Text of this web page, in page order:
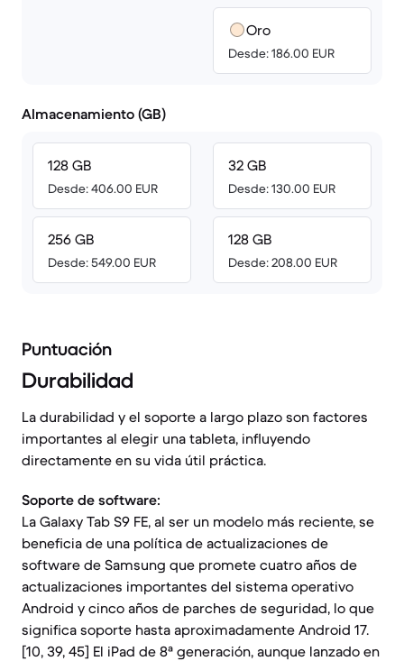
Oro
Desde: 186.00 EUR
Almacenamiento (GB)
128 GB
Desde: 406.00 EUR
256 GB
Desde: 549.00 EUR
32 GB
Desde: 130.00 EUR
128 GB
Desde: 208.00 EUR
Puntuación
Durabilidad
La durabilidad y el soporte a largo plazo son factores
importantes al elegir una tableta, influyendo
directamente en su vida útil práctica.
Soporte de software:
La Galaxy Tab S9 FE, al ser un modelo más reciente, se
beneficia de una política de actualizaciones de
software de Samsung que promete cuatro años de
actualizaciones importantes del sistema operativo
Android y cinco años de parches de seguridad, lo que
significa soporte hasta aproximadamente Android 17.
[10, 39, 45] El iPad de 8ª generación, aunque lanzado en